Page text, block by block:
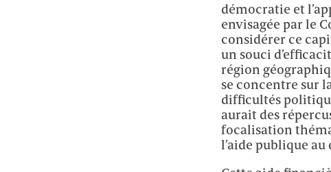
démocratie et
envisagée par le
considérer ce
un souci
région
se concentre sur
difficultés
aurait des
focalisation
l’aide publique